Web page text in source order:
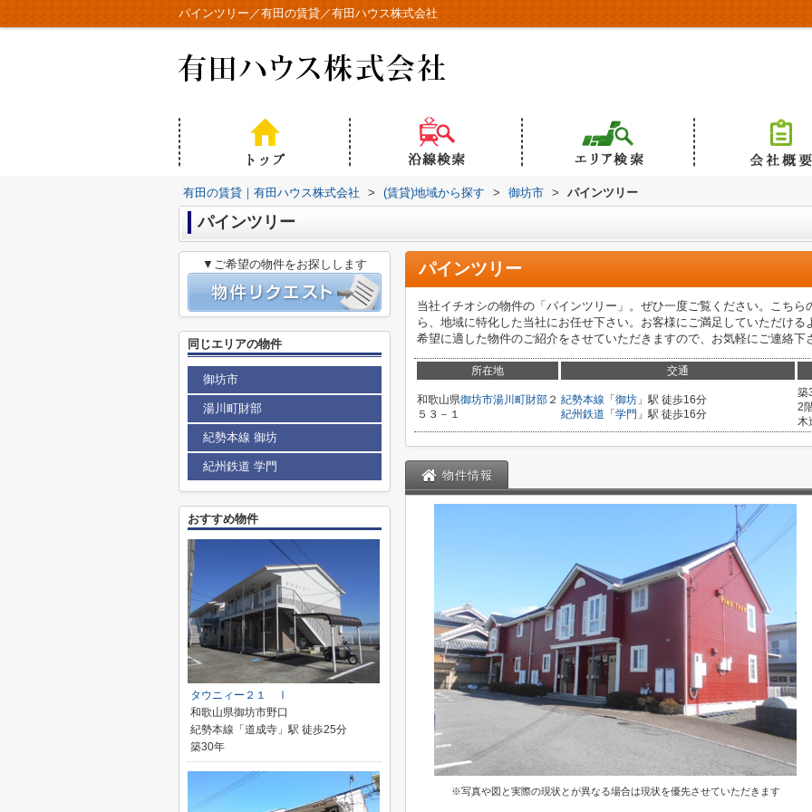
パインツリー／有田の賃貸／有田ハウス株式会社
有田の賃貸｜有田ハウス株式会社 > (賃貸)地域から探す > 御坊市 > パインツリー
パインツリー
パインツリー
当社イチオシの物件の「パインツリー」。ぜひ一度ご覧ください。こち
ら、地域に特化した当社にお任せ下さい。お客様にご満足していただけ
希望に適した物件のご紹介をさせていただきますので、お気軽にご連絡下
所在地 交通
和歌山県御坊市湯川町財部 ２
５３－１
紀勢本線 「 御坊 」駅 徒歩16分
紀州鉄道 「 学門 」駅 徒歩16分
築
2
木
物件情報
※写真や図と実際の現状とが異なる場合は現状を優先させていただきます
▼ご希望の物件をお探しします
同じエリアの物件
御坊市
湯川町財部
紀勢本線 御坊
紀州鉄道 学門
おすすめ物件
タウニィー２１ Ⅰ
和歌山県御坊市野口
紀勢本線「道成寺」駅 徒歩25分
築30年